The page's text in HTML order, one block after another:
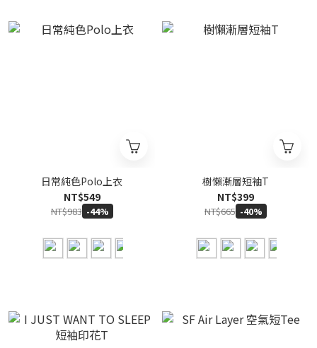
日常純色Polo上衣
NT$549
NT$983 -44%
樹懶漸層短袖T
NT$399
NT$665 -40%